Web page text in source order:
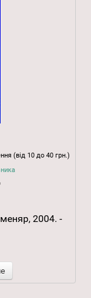
(від 10 до 40 грн.)
2004. -